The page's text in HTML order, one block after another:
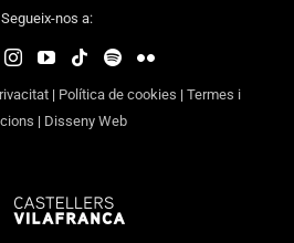
Segueix-nos a:
| Política de cookies | Termes i
| Disseny Web